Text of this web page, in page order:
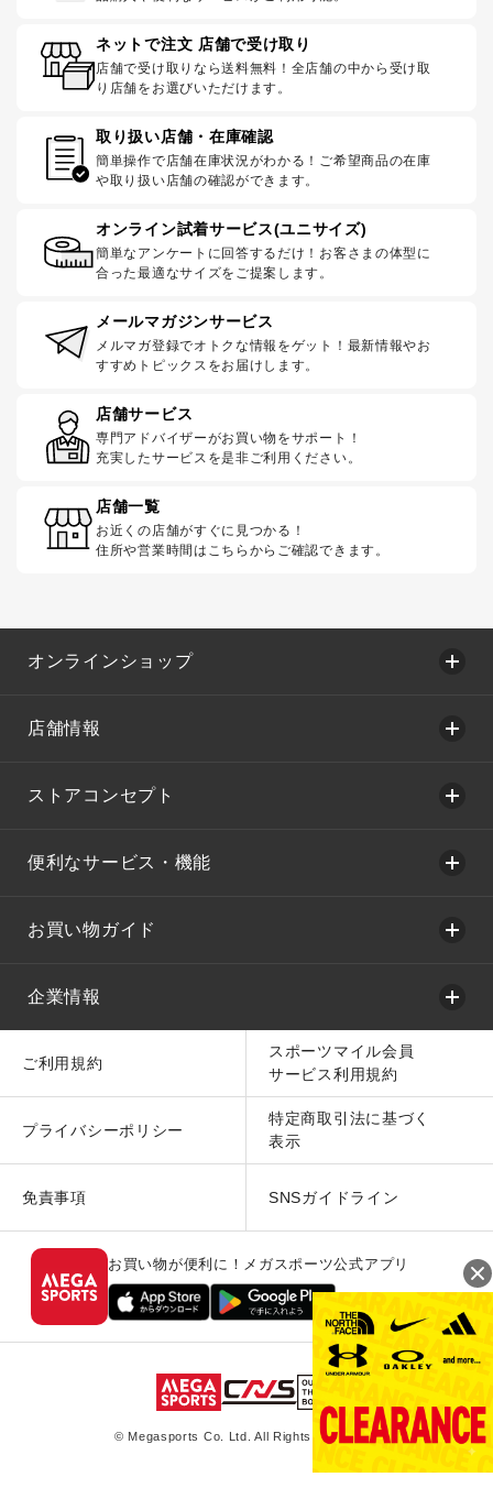
ネットで注文 店舗で受け取り
店舗で受け取りなら送料無料！全店舗の中から受け取
り店舗をお選びいただけます。
取り扱い店舗・在庫確認
簡単操作で店舗在庫状況がわかる！ご希望商品の在庫
や取り扱い店舗の確認ができます。
オンライン試着サービス(ユニサイズ)
簡単なアンケートに回答するだけ！お客さまの体型に
合った最適なサイズをご提案します。
メールマガジンサービス
メルマガ登録でオトクな情報をゲット！最新情報やお
すすめトピックスをお届けします。
店舗サービス
専門アドバイザーがお買い物をサポート！
充実したサービスを是非ご利用ください。
店舗一覧
お近くの店舗がすぐに見つかる！
住所や営業時間はこちらからご確認できます。
オンラインショップ
店舗情報
ストアコンセプト
便利なサービス・機能
お買い物ガイド
企業情報
ご利用規約
スポーツマイル会員
サービス利用規約
プライバシーポリシー
特定商取引法に基づく
表示
免責事項 SNSガイドライン
お買い物が便利に！メガスポーツ公式アプリ
© Megasports Co. Ltd. All Rights Reserved.